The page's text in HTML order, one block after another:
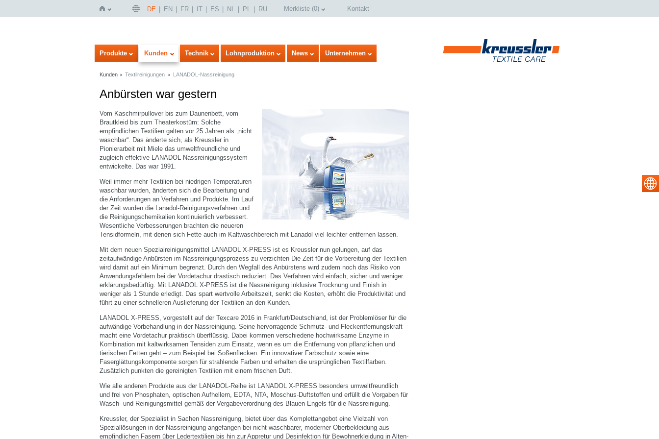
Startseite
DE EN FR IT ES NL PL RU Merkliste (0) Kontakt
Produkte Kunden Technik Lohnproduktion News Unternehmen
Kunden Textilreinigungen LANADOL-Nassreinigung
Anbürsten war gestern
Vom Kaschmirpullover bis zum Daunenbett, vom
Brautkleid bis zum Theaterkostüm: Solche
empfindlichen Textilien galten vor 25 Jahren als „nicht
waschbar“. Das änderte sich, als Kreussler in
Pionierarbeit mit Miele das umweltfreundliche und
zugleich effektive LANADOL-Nassreinigungssystem
entwickelte. Das war 1991.
Weil immer mehr Textilien bei niedrigen Temperaturen
waschbar wurden, änderten sich die Bearbeitung und
die Anforderungen an Verfahren und Produkte. Im Lauf
der Zeit wurden die Lanadol-Reinigungsverfahren und
die Reinigungschemikalien kontinuierlich verbessert.
Wesentliche Verbesserungen brachten die neueren
Tensidformeln, mit denen sich Fette auch im Kaltwaschbereich mit Lanadol viel leichter entfernen lassen.
Mit dem neuen Spezialreinigungsmittel LANADOL X-PRESS ist es Kreussler nun gelungen, auf das
zeitaufwändige Anbürsten im Nassreinigungsprozess zu verzichten Die Zeit für die Vorbereitung der Textilien
wird damit auf ein Minimum begrenzt. Durch den Wegfall des Anbürstens wird zudem noch das Risiko von
Anwendungsfehlern bei der Vordetachur drastisch reduziert. Das Verfahren wird einfach, sicher und weniger
erklärungsbedürftig. Mit LANADOL X-PRESS ist die Nassreinigung inklusive Trocknung und Finish in
weniger als 1 Stunde erledigt. Das spart wertvolle Arbeitszeit, senkt die Kosten, erhöht die Produktivität und
führt zu einer schnelleren Auslieferung der Textilien an den Kunden.
LANADOL X-PRESS, vorgestellt auf der Texcare 2016 in Frankfurt/Deutschland, ist der Problemlöser für die
aufwändige Vorbehandlung in der Nassreinigung. Seine hervorragende Schmutz- und Fleckentfernungskraft
macht eine Vordetachur praktisch überflüssig. Dabei kommen verschiedene hochwirksame Enzyme in
Kombination mit kaltwirksamen Tensiden zum Einsatz, wenn es um die Entfernung von pflanzlichen und
tierischen Fetten geht – zum Beispiel bei Soßenflecken. Ein innovativer Farbschutz sowie eine
Faserglättungskomponente sorgen für strahlende Farben und erhalten die ursprünglichen Textilfarben.
Zusätzlich punkten die gereinigten Textilien mit einem frischen Duft.
Wie alle anderen Produkte aus der LANADOL-Reihe ist LANADOL X-PRESS besonders umweltfreundlich
und frei von Phosphaten, optischen Aufhellern, EDTA, NTA, Moschus-Duftstoffen und erfüllt die Vorgaben für
Wasch- und Reinigungsmittel gemäß der Vergabeverordnung des Blauen Engels für die Nassreinigung.
Kreussler, der Spezialist in Sachen Nassreinigung, bietet über das Komplettangebot eine Vielzahl von
Speziallösungen in der Nassreinigung angefangen bei nicht waschbarer, moderner Oberbekleidung aus
empfindlichen Fasern über Ledertextilien bis hin zur Appretur und Desinfektion für Bewohnerkleidung in Alten-